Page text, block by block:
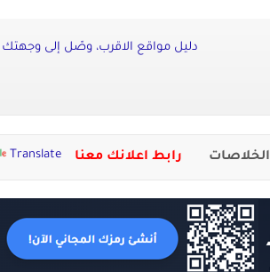
دليل مواقع الاقرب، وصّل إلى وجهتك
الخلاصات رابط اعلانك معنا Translate